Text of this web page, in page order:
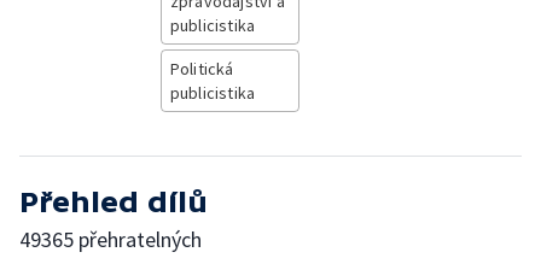
publicistika
Politická
publicistika
Přehled dílů
49365 přehratelných